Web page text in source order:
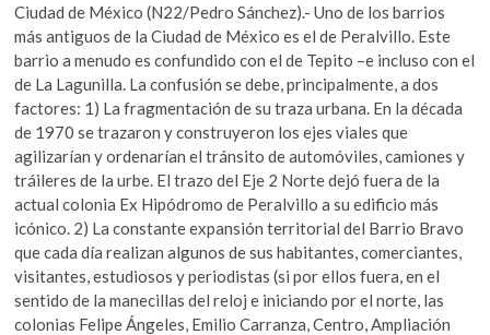
Ciudad de México (N22/Pedro Sánchez).- Uno de los barrios
más antiguos de la Ciudad de México es el de Peralvillo. Este
barrio a menudo es confundido con el de Tepito –e incluso con el
de La Lagunilla. La confusión se debe, principalmente, a dos
factores: 1) La fragmentación de su traza urbana. En la década
de 1970 se trazaron y construyeron los ejes viales que
agilizarían y ordenarían el tránsito de automóviles, camiones y
tráileres de la urbe. El trazo del Eje 2 Norte dejó fuera de la
actual colonia Ex Hipódromo de Peralvillo a su edificio más
icónico. 2) La constante expansión territorial del Barrio Bravo
que cada día realizan algunos de sus habitantes, comerciantes,
visitantes, estudiosos y periodistas (si por ellos fuera, en el
sentido de la manecillas del reloj e iniciando por el norte, las
colonias Felipe Ángeles, Emilio Carranza, Centro, Ampliación